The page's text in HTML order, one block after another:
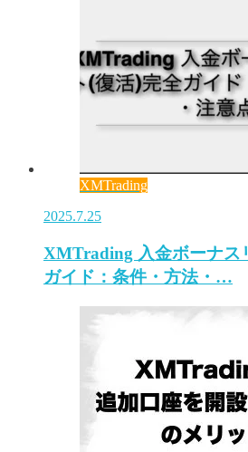
XMTrading
2025.7.25
XMTrading 入金ボーナス
ガイド：条件・方法・…